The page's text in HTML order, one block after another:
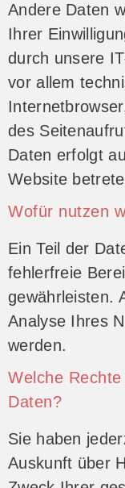
Andere Daten
Ihrer
durch unsere
vor allem
des
Daten erfolgt
Website
Wofür nutzen
Ein Teil der
fehlerfreie
gewährleisten.
Analyse Ihres
werden.
Welche
Daten?
Sie haben
Auskunft über